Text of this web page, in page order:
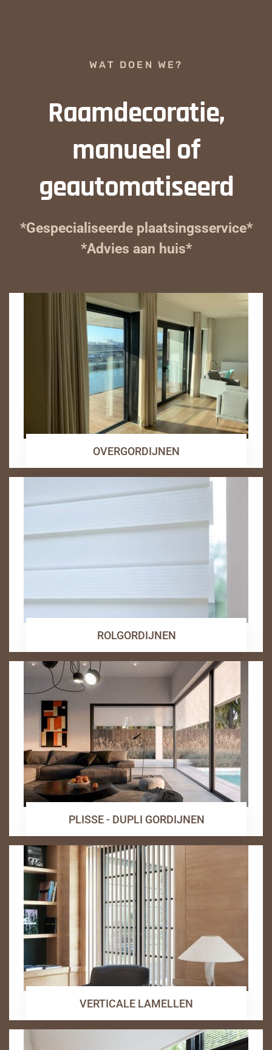
WAT DOEN WE?
Raamdecoratie,
manueel of
geautomatiseerd
*Gespecialiseerde plaatsingsservice*
*Advies aan huis*
OVERGORDIJNEN
ROLGORDIJNEN
PLISSE - DUPLI GORDIJNEN
VERTICALE LAMELLEN